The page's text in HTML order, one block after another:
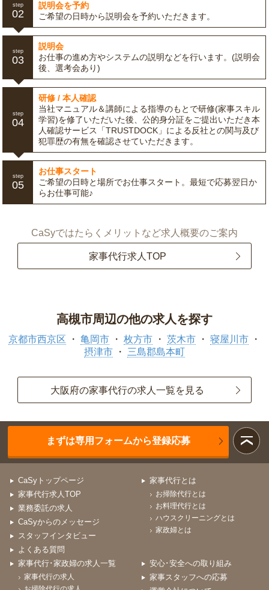
step
02
説明会を予約
ご希望の日時から説明会を予約いただきます。
step
03
説明会
お仕事の進め方やシステムの説明などを行います。(説明会
後、選考会あり)
step
04
研修 / 本人確認
当社マニュアル＆講師による指導のもとで研修(家事スキル
学習)を修了いただいた後、公的身分証をご提出いただき本
人確認サービス「TRUSTDOCK」による反社との関与及び
犯罪歴の有無を確認させていただきます。
step
05
お仕事スタート
ご希望の日時と場所でお仕事スタート。最短で応募翌日か
らお仕事可能♪
CaSyではたらくメリットなど求人概要のご案内
家事代行求人TOP
高槻市周辺の他の求人を探す
京都市西京区 亀岡市 枚方市 茨木市
寝屋川市
摂津市
三島郡島本町
大阪府の家事代行の求人一覧を見る
まずは専用フォームから登録応募
CaSyトップページ
家事代行求人TOP
業務委託の求人
CaSyからのメッセージ
スタッフインタビュー
よくある質問
家事代行とは
お掃除代行とは
お料理代行とは
ハウスクリーニングとは
家政婦とは
家事代行･家政婦の求人一覧
家事代行の求人
安心･安全への取り組み
家事スタッフへの応募